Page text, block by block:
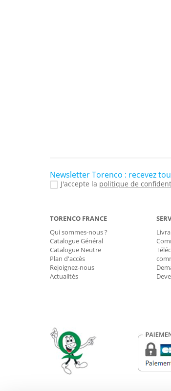
Newsletter Torenco : recevez
J'accepte la politique de
TORENCO FRANCE
Qui sommes-nous ?
Catalogue Général
Catalogue Neutre
Plan d'accès
Rejoignez-nous
Actualités